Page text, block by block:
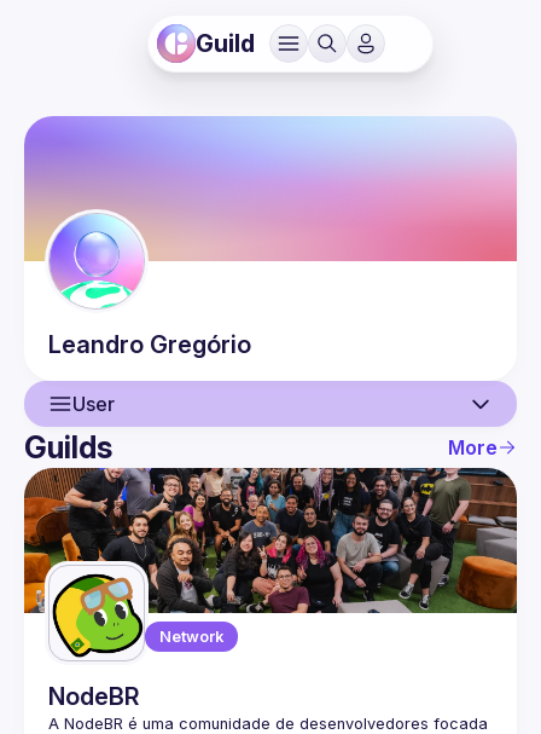
Guild
Leandro Gregório
User
User
Events
Guilds
Guilds More
Network
NodeBR
A NodeBR é uma comunidade de desenvolvedores focada